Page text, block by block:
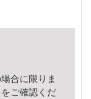
合に限りま
をご確認くだ